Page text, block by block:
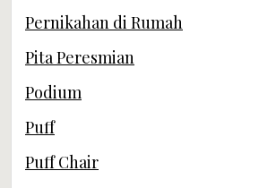
Pernikahan di Rumah
Pita Peresmian
Podium
Puff
Puff Chair